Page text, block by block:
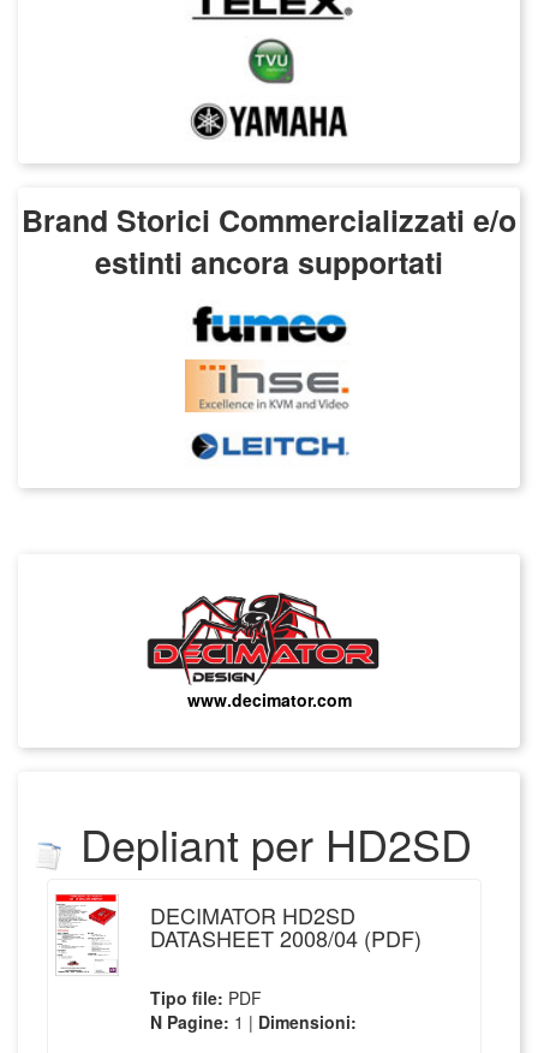
Brand Storici Commercializzati e/o
estinti ancora supportati
www.decimator.com
Depliant perHD2SD
DECIMATOR HD2SD
DATASHEET 2008/04 (PDF)
Tipo file: PDF
N Pagine: 1 | Dimensioni: